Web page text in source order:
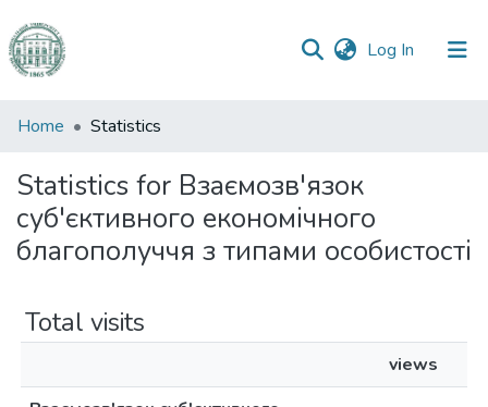
Log In (current)
Communities
Collections
All of DSpace
Home Statistics
Statistics for Взаємозв'язок
суб'єктивного економічного
благополуччя з типами особистості
Total visits
views